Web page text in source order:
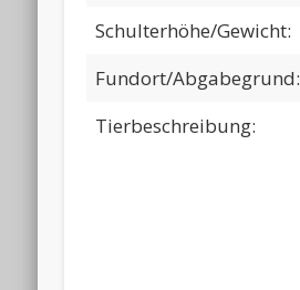
Schulterhöhe/Gewicht:
Fundort/Abgabegrund:
Tierbeschreibung: